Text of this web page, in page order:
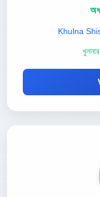
Khulna
খুলনার